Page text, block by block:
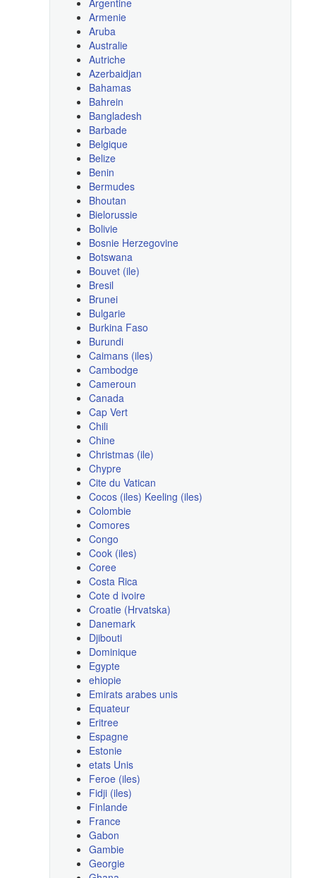
Armenie
Aruba
Australie
Autriche
Azerbaidjan
Bahamas
Bahrein
Bangladesh
Barbade
Belgique
Belize
Benin
Bermudes
Bhoutan
Bielorussie
Bolivie
Bosnie Herzegovine
Botswana
Bouvet (ile)
Bresil
Brunei
Bulgarie
Burkina Faso
Burundi
Caimans (iles)
Cambodge
Cameroun
Canada
Cap Vert
Chili
Chine
Christmas (ile)
Chypre
Cite du Vatican
Cocos (iles) Keeling (iles)
Colombie
Comores
Congo
Cook (iles)
Coree
Costa Rica
Cote d ivoire
Croatie (Hrvatska)
Danemark
Djibouti
Dominique
Egypte
ehiopie
Emirats arabes unis
Equateur
Eritree
Espagne
Estonie
etats Unis
Feroe (iles)
Fidji (iles)
Finlande
France
Gabon
Gambie
Georgie